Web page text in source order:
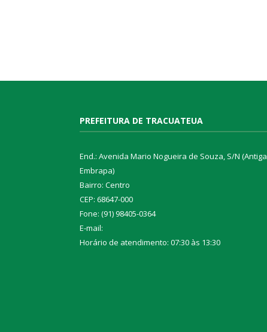
PREFEITURA DE TRACUATEUA
End.: Avenida Mario Nogueira de Souza, S/N (Antiga
Embrapa)
Bairro: Centro
CEP: 68647-000
Fone: (91) 98405-0364
E-mail:
Horário de atendimento: 07:30 às 13:30